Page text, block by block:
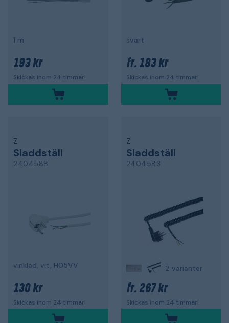
1 m
193 kr
Skickas inom 24 timmar!
svart
fr. 183 kr
Skickas inom 24 timmar!
Z
Sladdställ
2404588
vinklad, vit, H05VV
130 kr
Skickas inom 24 timmar!
Z
Sladdställ
2404583
2 varianter
fr. 267 kr
Skickas inom 24 timmar!